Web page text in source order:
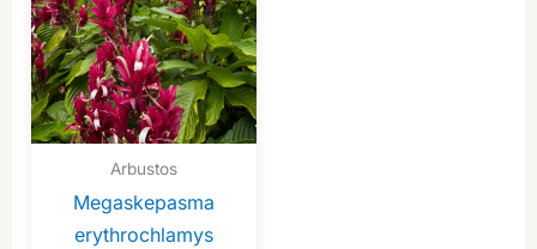
Arbustos
Megaskepasma
erythrochlamys